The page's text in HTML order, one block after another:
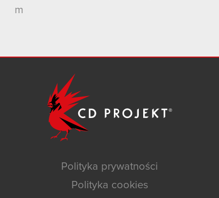
m
Polityka prywatności
Polityka cookies